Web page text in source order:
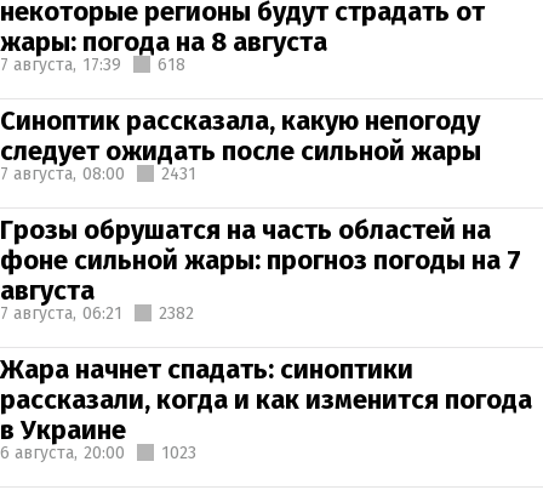
некоторые регионы будут страдать от
жары: погода на 8 августа
7 августа, 17:39 618
Синоптик рассказала, какую непогоду
следует ожидать после сильной жары
7 августа, 08:00 2431
Грозы обрушатся на часть областей на
фоне сильной жары: прогноз погоды на 7
августа
7 августа, 06:21 2382
Жара начнет спадать: синоптики
рассказали, когда и как изменится погода
в Украине
6 августа, 20:00 1023